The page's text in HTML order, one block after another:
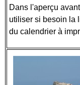
Dans l'aperçu
utiliser si besoin la
du calendrier à